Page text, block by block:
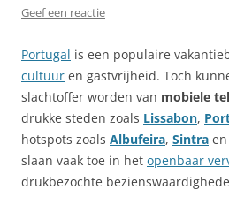
Geef een reactie
Portugal is een populaire
cultuur en gastvrijheid. Toch
slachtoffer worden van mobiele
drukke steden zoals Lissabon,
hotspots zoals Albufeira, Sintra en
slaan vaak toe in het openbaar
drukbezochte